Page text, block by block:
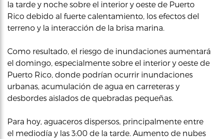
la tarde y noche sobre el interior y oeste de Puerto
Rico debido al fuerte calentamiento, los efectos del
terreno y la interacción de la brisa marina.
Como resultado, el riesgo de inundaciones aumentará
el domingo, especialmente sobre el interior y oeste de
Puerto Rico, donde podrían ocurrir inundaciones
urbanas, acumulación de agua en carreteras y
desbordes aislados de quebradas pequeñas.
Para hoy, aguaceros dispersos, principalmente entre
el mediodía y las 3:00 de la tarde. Aumento de nubes